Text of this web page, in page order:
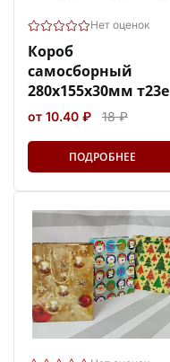
Нет оценок
Короб
самосборный
280х155х30мм т23е
от 10.40 ₽ 18 ₽
ПОДРОБНЕЕ